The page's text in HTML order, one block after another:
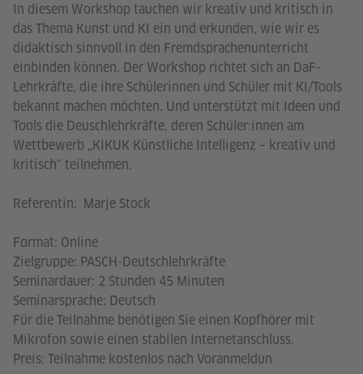
In diesem Workshop tauchen wir kreativ und kritisch in
das Thema Kunst und KI ein und erkunden, wie wir es
didaktisch sinnvoll in den Fremdsprachenunterricht
einbinden können. Der Workshop richtet sich an DaF-
Lehrkräfte, die ihre Schülerinnen und Schüler mit KI/Tools
bekannt machen möchten. Und unterstützt mit Ideen und
Tools die Deuschlehrkräfte, deren Schüler:innen am
Wettbewerb „KIKUK Künstliche Intelligenz – kreativ und
kritisch" teilnehmen.
Referentin: Marje Stock
Format: Online
Zielgruppe: PASCH-Deutschlehrkräfte
Seminardauer: 2 Stunden 45 Minuten
Seminarsprache: Deutsch
Für die Teilnahme benötigen Sie einen Kopfhörer mit
Mikrofon sowie einen stabilen Internetanschluss.
Preis: Teilnahme kostenlos nach Voranmeldun